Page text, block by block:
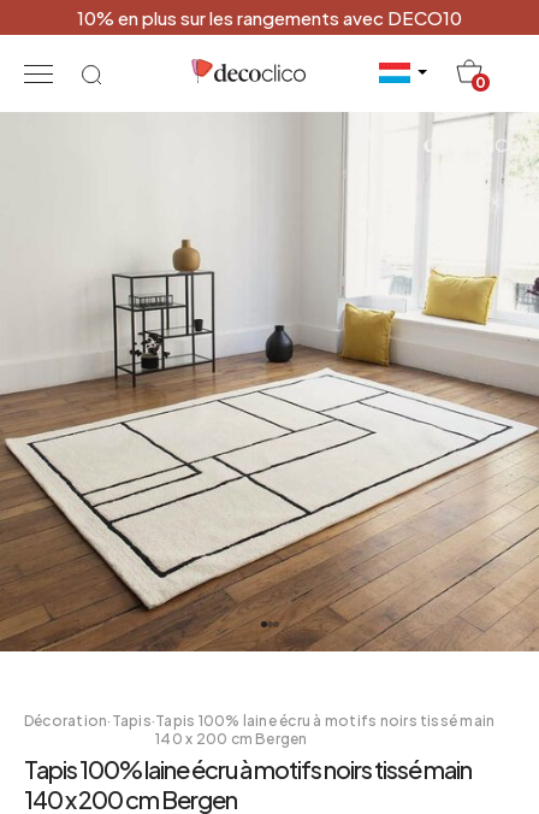
10% en plus sur les rangements avec DECO10
0
Décoration· Tapis·Tapis 100% laine écru à motifs noirs tissé main
140 x 200 cm Bergen
Tapis 100% laine écru à motifs noirs tissé main
140 x 200 cm Bergen